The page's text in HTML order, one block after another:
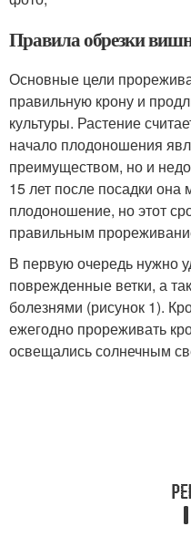
Правила обрезки
Основные цели
правильную крону и
культуры. Растение
начало плодоношения
преимуществом, но и
15 лет после посадки она
плодоношение, но этот
правильным
В первую очередь нужно
поврежденные ветки, а
болезнями (рисунок 1).
ежегодно прореживать
освещались солнечным